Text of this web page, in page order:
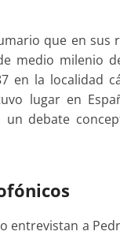
que en sus
medio milenio
en la localidad
lugar en
debate
entrevistan a